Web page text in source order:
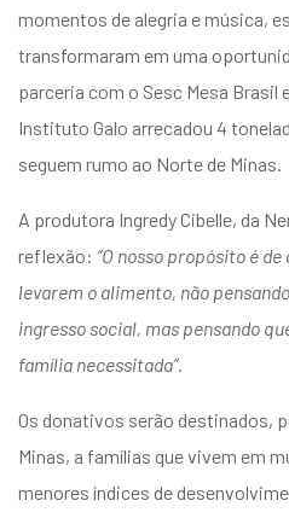
momentos de alegria e música,
transformaram em uma
parceria com o Sesc Mesa Brasil
Instituto Galo arrecadou 4
seguem rumo ao Norte de Minas.
A produtora Ingredy Cibelle, da
reflexão: “O nosso propósito é
levarem o alimento, não
ingresso social, mas pensando
família necessitada”.
Os donativos serão destinados,
Minas, a famílias que vivem em
menores índices de